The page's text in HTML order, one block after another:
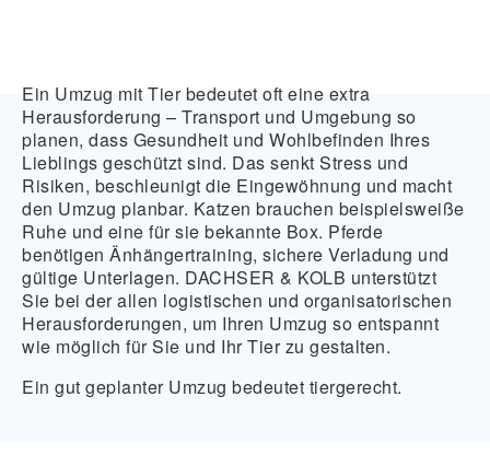
Ein Umzug mit Tier bedeutet oft eine extra
Herausforderung – Transport und Umgebung so
planen, dass Gesundheit und Wohlbefinden Ihres
Lieblings geschützt sind. Das senkt Stress und
Risiken, beschleunigt die Eingewöhnung und macht
den Umzug planbar. Katzen brauchen beispielsweiße
Ruhe und eine für sie bekannte Box. Pferde
benötigen Änhängertraining, sichere Verladung und
gültige Unterlagen. DACHSER & KOLB unterstützt
Sie bei der allen logistischen und organisatorischen
Herausforderungen, um Ihren Umzug so entspannt
wie möglich für Sie und Ihr Tier zu gestalten.
Ein gut geplanter Umzug bedeutet tiergerecht.